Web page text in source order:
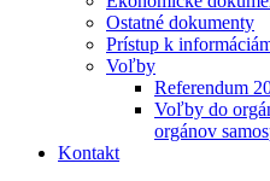
Ostatné dokumenty
Prístup k
Voľby
Referendum
Voľby do
orgánov
Kontakt